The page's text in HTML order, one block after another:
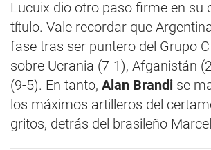
Lucuix dio otro paso firme en su
título. Vale recordar que
fase tras ser puntero del Grupo
sobre Ucrania (7-1), Afganistán
(9-5). En tanto, Alan Brandi se
los máximos artilleros del
gritos, detrás del brasileño